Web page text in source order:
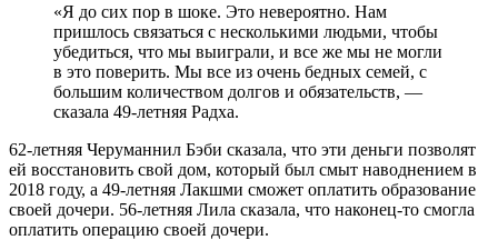
«Я до сих пор в шоке. Это невероятно. Нам
пришлось связаться с несколькими людьми, чтобы
убедиться, что мы выиграли, и все же мы не могли
в это поверить. Мы все из очень бедных семей, с
большим количеством долгов и обязательств, —
сказала 49-летняя Радха.
62-летняя Черуманнил Бэби сказала, что эти деньги позволят
ей восстановить свой дом, который был смыт наводнением в
2018 году, а 49-летняя Лакшми сможет оплатить образование
своей дочери. 56-летняя Лила сказала, что наконец-то смогла
оплатить операцию своей дочери.